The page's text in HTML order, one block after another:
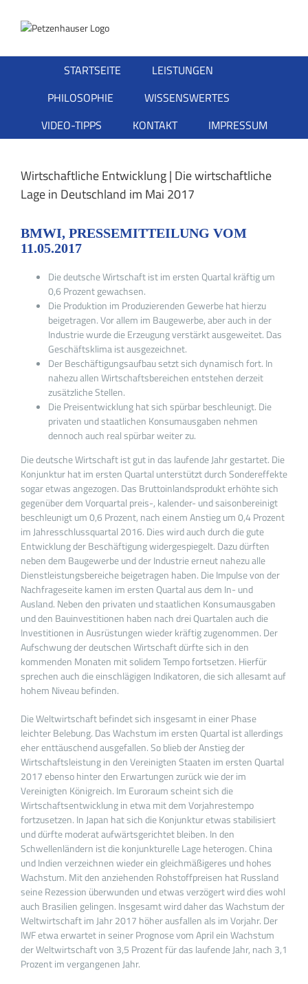
Inhalt
springen
STARTSEITE
LEISTUNGEN
PHILOSOPHIE
WISSENSWERTES
VIDEO-TIPPS
KONTAKT IMPRESSUM
Wirtschaftliche Entwicklung | Die wirtschaftliche
Lage in Deutschland im Mai 2017
BMWI, PRESSEMITTEILUNG VOM
11.05.2017
Die deutsche Wirtschaft ist im ersten Quartal kräftig um
0,6 Prozent gewachsen.
Die Produktion im Produzierenden Gewerbe hat hierzu
beigetragen. Vor allem im Baugewerbe, aber auch in der
Industrie wurde die Erzeugung verstärkt ausgeweitet. Das
Geschäftsklima ist ausgezeichnet.
Der Beschäftigungsaufbau setzt sich dynamisch fort. In
nahezu allen Wirtschaftsbereichen entstehen derzeit
zusätzliche Stellen.
Die Preisentwicklung hat sich spürbar beschleunigt. Die
privaten und staatlichen Konsumausgaben nehmen
dennoch auch real spürbar weiter zu.
Die deutsche Wirtschaft ist gut in das laufende Jahr gestartet. Die
Konjunktur hat im ersten Quartal unterstützt durch Sondereffekte
sogar etwas angezogen. Das Bruttoinlandsprodukt erhöhte sich
gegenüber dem Vorquartal preis-, kalender- und saisonbereinigt
beschleunigt um 0,6 Prozent, nach einem Anstieg um 0,4 Prozent
im Jahresschlussquartal 2016. Dies wird auch durch die gute
Entwicklung der Beschäftigung widergespiegelt. Dazu dürften
neben dem Baugewerbe und der Industrie erneut nahezu alle
Dienstleistungsbereiche beigetragen haben. Die Impulse von der
Nachfrageseite kamen im ersten Quartal aus dem In- und
Ausland. Neben den privaten und staatlichen Konsumausgaben
und den Bauinvestitionen haben nach drei Quartalen auch die
Investitionen in Ausrüstungen wieder kräftig zugenommen. Der
Aufschwung der deutschen Wirtschaft dürfte sich in den
kommenden Monaten mit solidem Tempo fortsetzen. Hierfür
sprechen auch die einschlägigen Indikatoren, die sich allesamt auf
hohem Niveau befinden.
Die Weltwirtschaft befindet sich insgesamt in einer Phase
leichter Belebung. Das Wachstum im ersten Quartal ist allerdings
eher enttäuschend ausgefallen. So blieb der Anstieg der
Wirtschaftsleistung in den Vereinigten Staaten im ersten Quartal
2017 ebenso hinter den Erwartungen zurück wie der im
Vereinigten Königreich. Im Euroraum scheint sich die
Wirtschaftsentwicklung in etwa mit dem Vorjahrestempo
fortzusetzen. In Japan hat sich die Konjunktur etwas stabilisiert
und dürfte moderat aufwärtsgerichtet bleiben. In den
Schwellenländern ist die konjunkturelle Lage heterogen. China
und Indien verzeichnen wieder ein gleichmäßigeres und hohes
Wachstum. Mit den anziehenden Rohstoffpreisen hat Russland
seine Rezession überwunden und etwas verzögert wird dies wohl
auch Brasilien gelingen. Insgesamt wird daher das Wachstum der
Weltwirtschaft im Jahr 2017 höher ausfallen als im Vorjahr. Der
IWF etwa erwartet in seiner Prognose vom April ein Wachstum
der Weltwirtschaft von 3,5 Prozent für das laufende Jahr, nach 3,1
Prozent im vergangenen Jahr.